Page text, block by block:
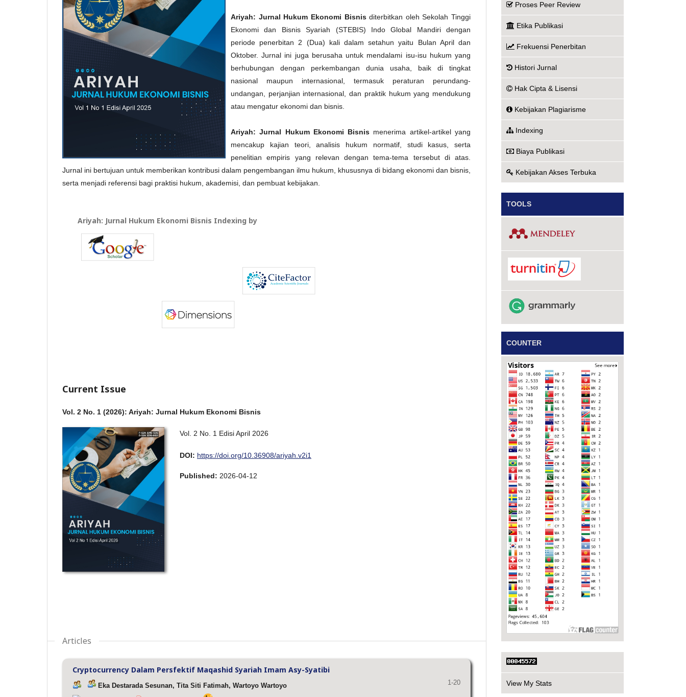
Ariyah: Jurnal Hukum Ekonomi Bisnisditerbitkan oleh Sekolah Tinggi
Ekonomi dan Bisnis Syariah (STEBIS) Indo Global Mandiri dengan
periode penerbitan 2 (Dua) kali dalam setahun yaitu Bulan April dan
Oktober. Jurnal ini juga berusaha untuk mendalami isu-isu hukum yang
berhubungan dengan perkembangan dunia usaha, baik di tingkat
nasional maupun internasional, termasuk peraturan perundang-
undangan, perjanjian internasional, dan praktik hukum yang mendukung
atau mengatur ekonomi dan bisnis.
Ariyah: Jurnal Hukum Ekonomi Bisnis menerima artikel-artikel yang
mencakup kajian teori, analisis hukum normatif, studi kasus, serta
penelitian empiris yang relevan dengan tema-tema tersebut di atas.
Jurnal ini bertujuan untuk memberikan kontribusi dalam pengembangan ilmu hukum, khususnya di bidang ekonomi dan bisnis,
serta menjadi referensi bagi praktisi hukum, akademisi, dan pembuat kebijakan.
Ariyah: Jurnal Hukum Ekonomi Bisnis Indexing by
Current Issue
Vol. 2 No. 1 (2026): Ariyah: Jurnal Hukum Ekonomi Bisnis
Vol. 2 No. 1 Edisi April 2026
DOI: https://doi.org/10.36908/ariyah.v2i1
Published: 2026-04-12
Articles
Cryptocurrency Dalam Persfektif Maqashid Syariah Imam Asy-Syatibi
Eka Destarada Sesunan, Tita Siti Fatimah, Wartoyo Wartoyo 1-20
Proses Peer Review
Etika Publikasi
Frekuensi Penerbitan
Histori Jurnal
Hak Cipta & Lisensi
Kebijakan Plagiarisme
Indexing
Biaya Publikasi
Kebijakan Akses Terbuka
TOOLS
COUNTER
View My Stats